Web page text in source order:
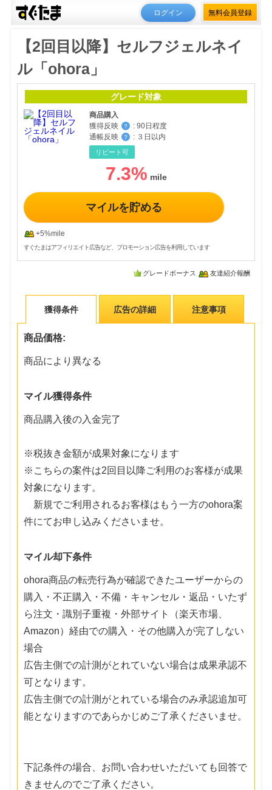
ログイン 無料会員登録
【2回目以降】セルフジェルネイ
ル「ohora」
グレード対象
商品購入
獲得反映
？ : 90日程度
通帳反映
？ : ３日以内
リピート可
7.3%
マイルを貯める
+5%mile
すぐたまはアフィリエイト広告など、プロモーション広告を利用しています
グレードボーナス 友達紹介報酬
獲得条件 広告の詳細 注意事項
商品価格:
商品により異なる
マイル獲得条件
商品購入後の入金完了
※税抜き金額が成果対象になります
※こちらの案件は2回目以降ご利用のお客様が成果
対象になります。
新規でご利用されるお客様はもう一方のohora案
件にてお申し込みくださいませ。
マイル却下条件
ohora商品の転売行為が確認できたユーザーからの
購入・不正購入・不備・キャンセル・返品・いたず
ら注文・識別子重複・外部サイト（楽天市場、
Amazon）経由での購入・その他購入が完了しない
場合
広告主側での計測がとれていない場合は成果承認不
可となります。
広告主側での計測がとれている場合のみ承認追加可
能となりますのであらかじめご了承くださいませ。
下記条件の場合、お問い合わせいただいても回答で
きませんのでご了承ください。